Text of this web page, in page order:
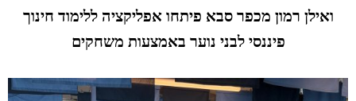
ואילן רמון מכפר סבא פיתחו אפליקציה ללימוד חינוך
פיננסי לבני נוער באמצעות משחקים